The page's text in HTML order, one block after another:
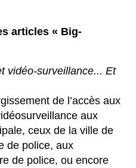
articles « Big-
vidéo-surveillance... Et
de l’accès aux
aux
ceux de la ville de
de police, aux
de police, ou encore